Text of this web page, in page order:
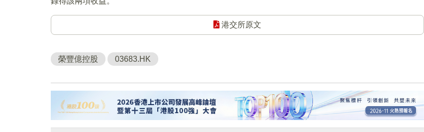
港交所原文
榮豐億控股 03683.HK